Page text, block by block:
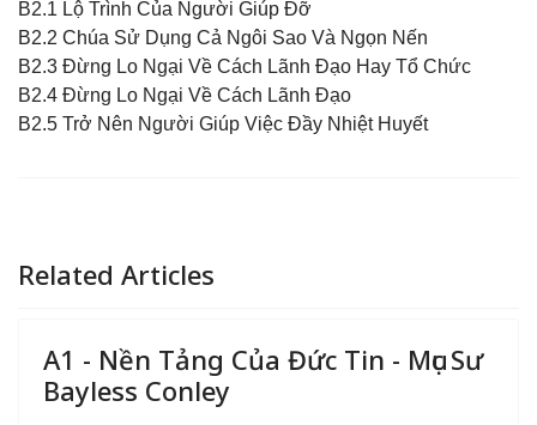
B2.1 Lộ Trình Của Người Giúp Đỡ
B2.2 Chúa Sử Dụng Cả Ngôi Sao Và Ngọn Nến
B2.3 Đừng Lo Ngại Về Cách Lãnh Đạo Hay Tổ Chức
B2.4 Đừng Lo Ngại Về Cách Lãnh Đạo
B2.5 Trở Nên Người Giúp Việc Đầy Nhiệt Huyết
Related Articles
A1 - Nền Tảng Của Đức Tin - Mục Sư
Bayless Conley